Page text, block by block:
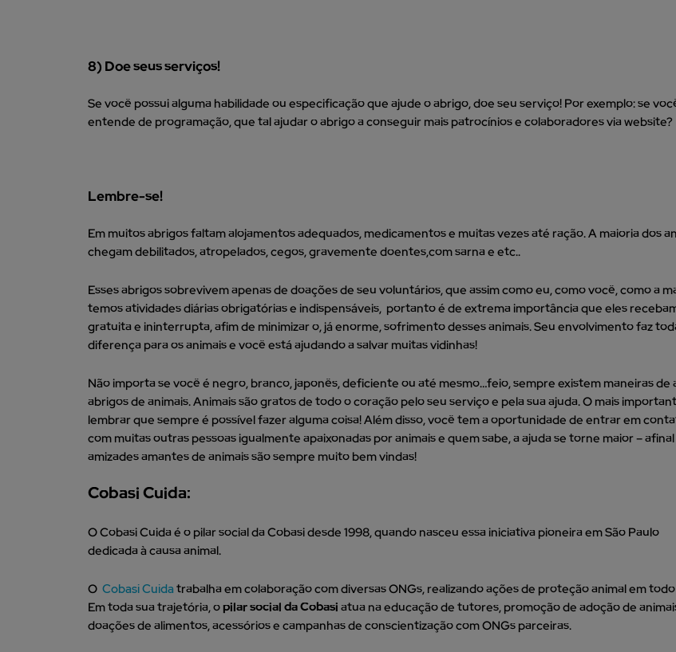
8) Doe seus serviços!
Se você possui alguma habilidade ou especificação que ajude o abrigo, doe seu serviço! Por exemplo: se
entende de programação, que tal ajudar o abrigo a conseguir mais patrocínios e colaboradores via website?
Lembre-se!
Em muitos abrigos faltam alojamentos adequados, medicamentos e muitas vezes até ração. A maioria dos
chegam debilitados, atropelados, cegos, gravemente doentes,com sarna e etc..
Esses abrigos sobrevivem apenas de doações de seu voluntários, que assim como eu, como você, como a
temos atividades diárias obrigatórias e indispensáveis, portanto é de extrema importância que eles
gratuita e ininterrupta, afim de minimizar o, já enorme, sofrimento desses animais. Seu envolvimento faz
diferença para os animais e você está ajudando a salvar muitas vidinhas!
Não importa se você é negro, branco, japonês, deficiente ou até mesmo…feio, sempre existem maneiras de
abrigos de animais. Animais são gratos de todo o coração pelo seu serviço e pela sua ajuda. O mais
lembrar que sempre é possível fazer alguma coisa! Além disso, você tem a oportunidade de entrar em
com muitas outras pessoas igualmente apaixonadas por animais e quem sabe, a ajuda se torne maior – afinal
amizades amantes de animais são sempre muito bem vindas!
Cobasi Cuida:
O Cobasi Cuida é o pilar social da Cobasi desde 1998, quando nasceu essa iniciativa pioneira em São Paulo
dedicada à causa animal.
OCobasi Cuida trabalha em colaboração com diversas ONGs, realizando ações de proteção animal em todo
Em toda sua trajetória, opilar social da Cobasi atua na educação de tutores, promoção de adoção de
doações de alimentos, acessórios e campanhas de conscientização com ONGs parceiras.